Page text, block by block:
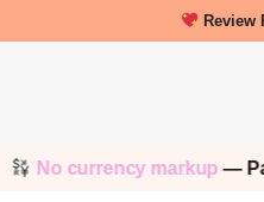
New
Review
No currency markup— Pay in